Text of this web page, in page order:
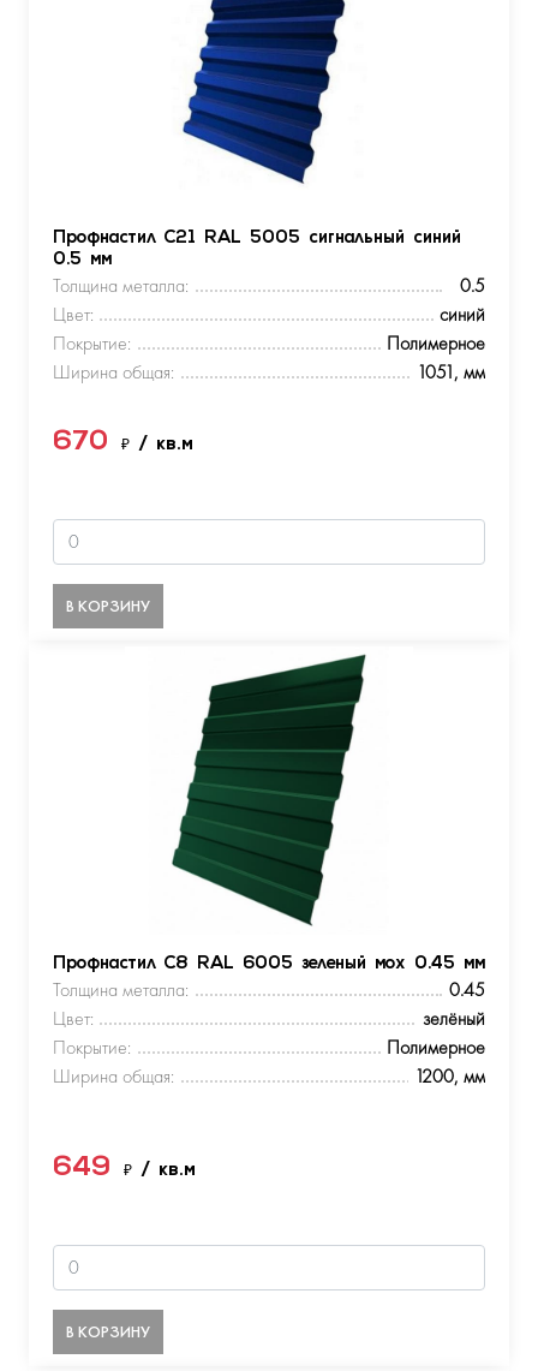
Профнастил С21 RAL 5005 сигнальный синий
0.5 мм
Толщина металла:
0.5
Цвет:
синий
Покрытие:
Полимерное
Ширина общая:
1051, мм
670 ₽ / кв.м
В КОРЗИНУ
Профнастил С8 RAL 6005 зеленый мох 0.45 мм
Толщина металла:
0.45
Цвет:
зелёный
Покрытие:
Полимерное
Ширина общая:
1200, мм
649 ₽ / кв.м
В КОРЗИНУ